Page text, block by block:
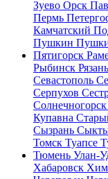
Зуево Орск
Пермь
Камчатский
Пушкин
Пятигорск
Рыбинск Рязань
Севастополь
Серпухов
Солнечногорск
Купавна
Сызрань
Томск Туапсе
Тюмень Улан-
Хабаровск